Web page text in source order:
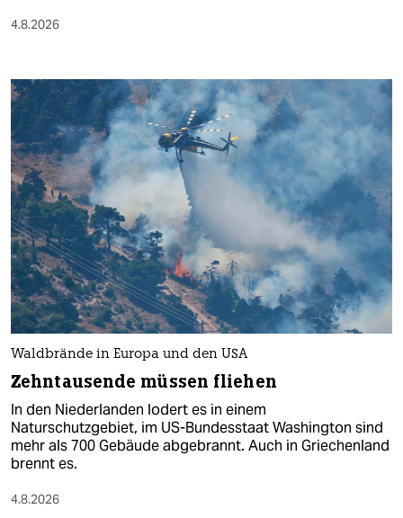
4.8.2026
Waldbrände in Europa und den USA
Zehntausende müssen fliehen
In den Niederlanden lodert es in einem
Naturschutzgebiet, im US-Bundesstaat Washington sind
mehr als 700 Gebäude abgebrannt. Auch in Griechenland
brennt es.
4.8.2026